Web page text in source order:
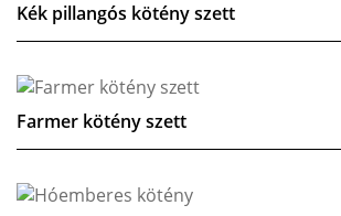
Kék pillangós kötény szett
Farmer kötény szett